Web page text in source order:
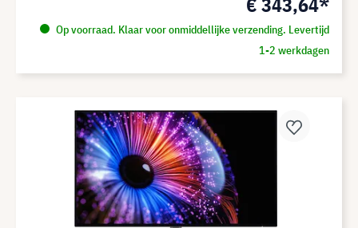
Op voorraad. Klaar voor onmiddellijke verzending. Levertijd
1-2 werkdagen